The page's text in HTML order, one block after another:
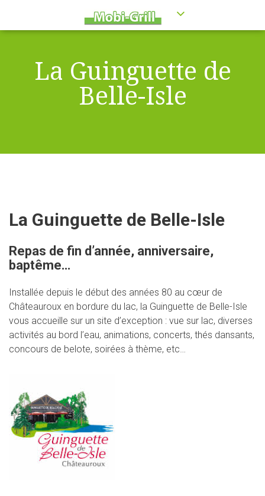
La Guinguette de
Belle-Isle
La Guinguette de Belle-Isle
Repas de fin d’année, anniversaire,
baptême…
Installée depuis le début des années 80 au cœur de
Châteauroux en bordure du lac, la Guinguette de Belle-Isle
vous accueille sur un site d’exception : vue sur lac, diverses
activités au bord l’eau, animations, concerts, thés dansants,
concours de belote, soirées à thème, etc…